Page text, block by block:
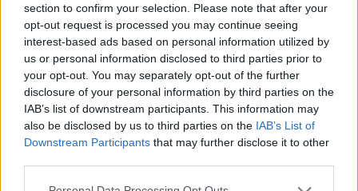
section to confirm your selection. Please note that after your
opt-out request is processed you may continue seeing
interest-based ads based on personal information utilized by
us or personal information disclosed to third parties prior to
your opt-out. You may separately opt-out of the further
disclosure of your personal information by third parties on the
IAB’s list of downstream participants. This information may
also be disclosed by us to third parties on the IAB’s List of
Downstream Participants that may further disclose it to other
Please note that this website/app uses one or more Google
Ούτε email, ούτε πλοήγηση στο Διαδίκτυο, ούτε